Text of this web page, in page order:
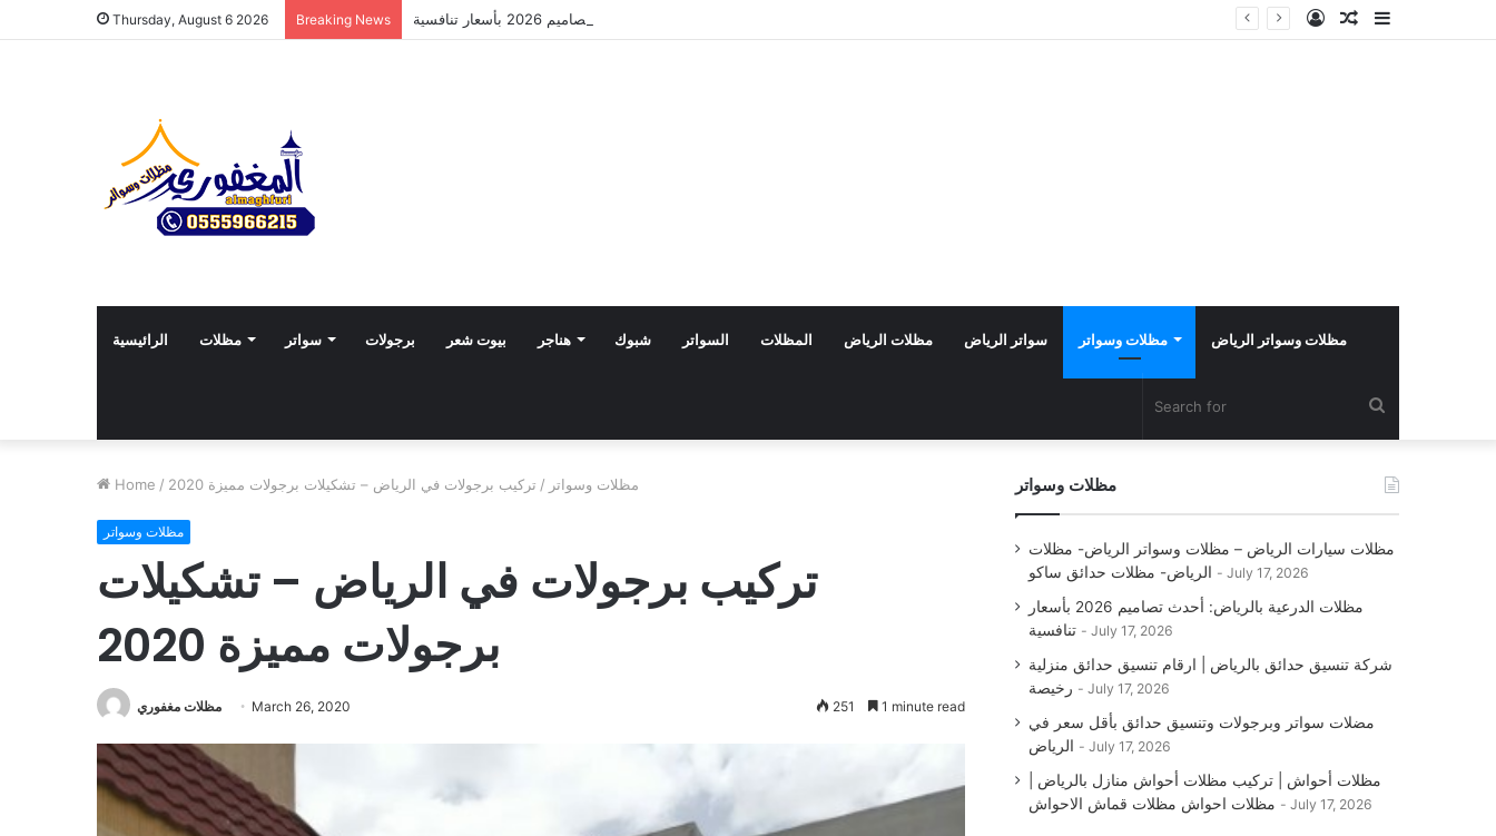
Thursday, August 6 2026 Breaking News مظلات الدرعية بالرياض: أحدث تصاميم 2026 بأسعار تنافسية Sidebar
Random
Log
الرائيسية مظلات سواتر برجولات بيوت شعر هناجر شبوك السواتر المظلات مظلات الرياض سواتر الرياض مظلات وسواتر مظلات وسواتر الرياض
for
Home / مظلات وسواتر / تركيب برجولات في الرياض – تشكيلات برجولات مميزة 2020
مظلات وسواتر
تركيب برجولات في الرياض – تشكيلات
برجولات مميزة 2020
مظلات مغفوري March 26, 2020 251 1 minute read
مظلات وسواتر
مظلات سيارات الرياض – مظلات وسواتر الرياض- مظلات
الرياض- مظلات حدائق ساكو
July 17, 2026
مظلات الدرعية بالرياض: أحدث تصاميم 2026 بأسعار
تنافسية
July 17, 2026
شركة تنسيق حدائق بالرياض | ارقام تنسيق حدائق منزلية
رخيصة
July 17, 2026
مضلات سواتر وبرجولات وتنسيق حدائق بأقل سعر في
الرياض
July 17, 2026
مظلات أحواش | تركيب مظلات أحواش منازل بالرياض |
مظلات احواش مظلات قماش الاحواش
July 17, 2026